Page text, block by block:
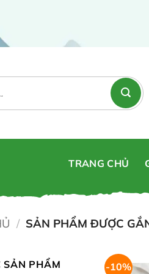
TRANG CHỦ
/ SẢN PHẨM ĐƯỢC
SẢN PHẨM -10%